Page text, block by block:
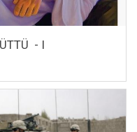
- I